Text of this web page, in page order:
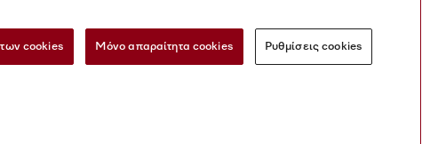
cookies Μόνο απαραίτητα cookies Ρυθμίσεις cookies